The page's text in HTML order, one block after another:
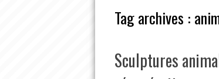
Tag archives :
Sculptures